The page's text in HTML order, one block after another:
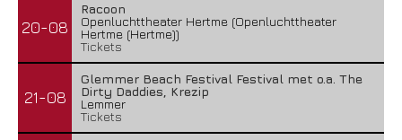
20-08
Racoon
Openluchttheater Hertme (Openluchttheater
Hertme (Hertme))
Tickets
21-08
Glemmer Beach Festival Festival met o.a. The
Dirty Daddies, Krezip
Lemmer
Tickets